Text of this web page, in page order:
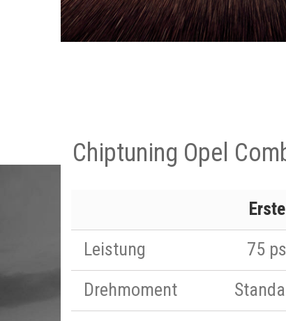
Chiptuning Opel
Erste
Leistung
75 ps
Drehmoment